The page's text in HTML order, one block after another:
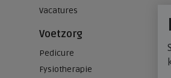
Vacatures
Voetzorg
Pedicure
Fysiotherapie